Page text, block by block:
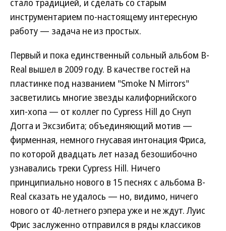
стало традицией, и сделать со старым
инструментарием по-настоящему интересную
работу — задача не из простых.
Первый и пока единственный сольный альбом B-
Real вышел в 2009 году. В качестве гостей на
пластинке под названием "Smoke N Mirrors"
засветились многие звезды калифорнийского
хип-хопа — от коллег по Cypress Hill до Снуп
Догга и Эксзибита; объединяющий мотив —
фирменная, немного гнусавая интонация Фриса,
по которой двадцать лет назад безошибочно
узнавались треки Cypress Hill. Ничего
принципиально нового в 15 песнях с альбома B-
Real сказать не удалось — но, видимо, ничего
нового от 40-летнего рэпера уже и не ждут. Луис
Фрис заслуженно отправился в ряды классиков